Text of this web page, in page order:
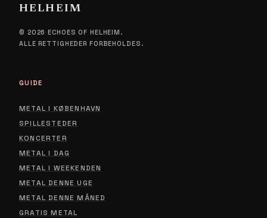
HELHEIM
© 2026 ECHOES OF HELHEIM.
ALLE RETTIGHEDER FORBEHOLDES.
GUIDE
METAL I KØBENHAVN
SPILLESTEDER
KONCERTER
METAL I DAG
METAL I WEEKENDEN
METAL DENNE UGE
METAL DENNE MÅNED
GRATIS METAL